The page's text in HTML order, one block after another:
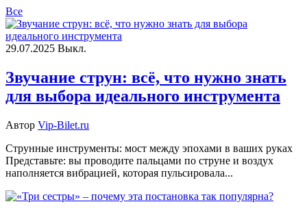
Все
29.07.2025 Выкл.
Звучание струн: всё, что нужно знать
для выбора идеального инструмента
Автор Vip-Bilet.ru
Струнные инструменты: мост между эпохами в ваших руках
Представьте: вы проводите пальцами по струне и воздух
наполняется вибрацией, которая пульсировала...